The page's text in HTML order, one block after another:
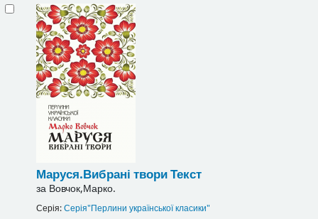
Маруся.Вибрані твориТекст
за Вовчок,Марко.
Серія:Серія"Перлини української класики"